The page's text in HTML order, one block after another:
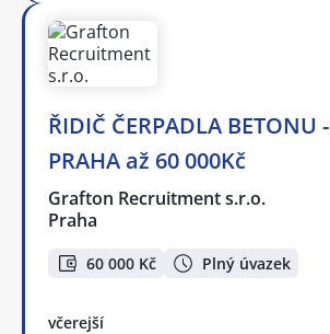
ŘIDIČ ČERPADLA BETONU -
PRAHA až 60 000Kč
Grafton Recruitment s.r.o.
Praha
60 000 Kč Plný úvazek
včerejší